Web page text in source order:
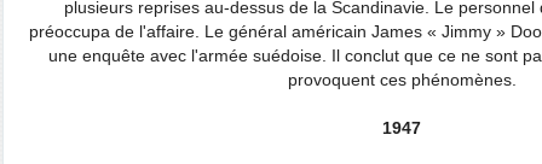
plusieurs reprises au-dessus de la Scandinavie. Le
préoccupa de l'affaire. Le général américain James « Jimmy »
une enquête avec l'armée suédoise. Il conclut que ce ne sont
provoquent ces phénomènes.
1947